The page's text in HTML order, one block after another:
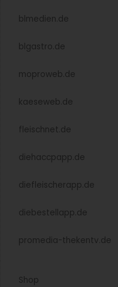
blmedien.de
blgastro.de
moproweb.de
kaeseweb.de
fleischnet.de
diehaccpapp.de
diefleischerapp.de
diebestellapp.de
promedia-thekentv.de
Shop